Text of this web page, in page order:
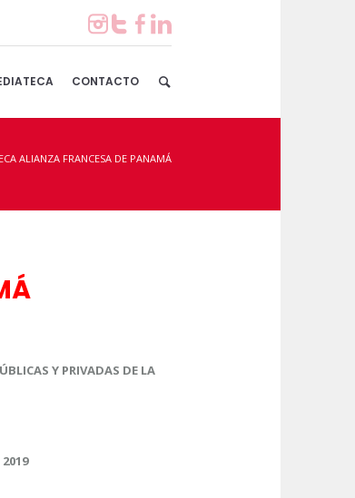
CONTACTO
ALIANZA FRANCESA DE PANAMÁ
Y PRIVADAS DE LA